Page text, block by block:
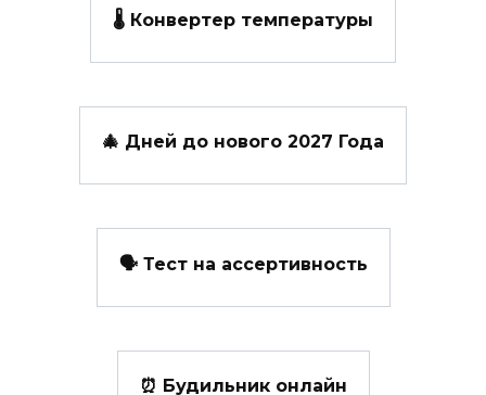
🌡️ Конвертер температуры
🎄 Дней до нового 2027 Года
🗣️ Тест на ассертивность
⏰ Будильник онлайн